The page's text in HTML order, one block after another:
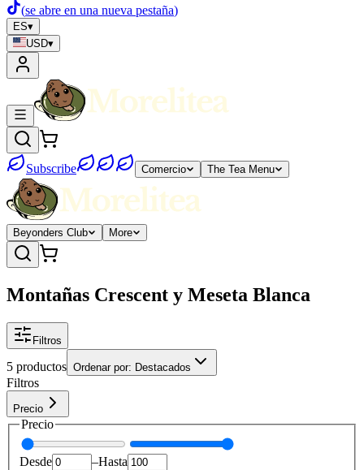
(se abre en una nueva pestaña)
ES▾
USD▾
Subscribe Comercio The Tea Menu
Beyonders Club More
Montañas Crescent y Meseta Blanca
Filtros
5 productos Ordenar por: Destacados
Filtros
Precio
Precio
Desde –Hasta